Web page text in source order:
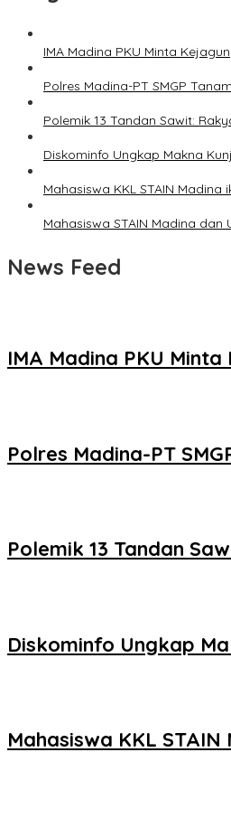
IMA Madina PKU Minta
Polres Madina-PT SMGP
Polemik 13 Tandan Sawit:
Diskominfo Ungkap Makna
Mahasiswa KKL STAIN
Mahasiswa STAIN Madina dan
News Feed
IMA Madina PKU
Polres Madina-PT
Polemik 13 Tandan
Diskominfo Ungkap
Mahasiswa KKL